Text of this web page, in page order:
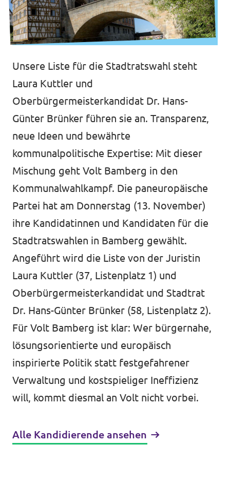
Unsere Liste für die Stadtratswahl steht
Laura Kuttler und
Oberbürgermeisterkandidat Dr. Hans-
Günter Brünker führen sie an. Transparenz,
neue Ideen und bewährte
kommunalpolitische Expertise: Mit dieser
Mischung geht Volt Bamberg in den
Kommunalwahlkampf. Die paneuropäische
Partei hat am Donnerstag (13. November)
ihre Kandidatinnen und Kandidaten für die
Stadtratswahlen in Bamberg gewählt.
Angeführt wird die Liste von der Juristin
Laura Kuttler (37, Listenplatz 1) und
Oberbürgermeisterkandidat und Stadtrat
Dr. Hans-Günter Brünker (58, Listenplatz 2).
Für Volt Bamberg ist klar: Wer bürgernahe,
lösungsorientierte und europäisch
inspirierte Politik statt festgefahrener
Verwaltung und kostspieliger Ineffizienz
will, kommt diesmal an Volt nicht vorbei.
Alle Kandidierende ansehen